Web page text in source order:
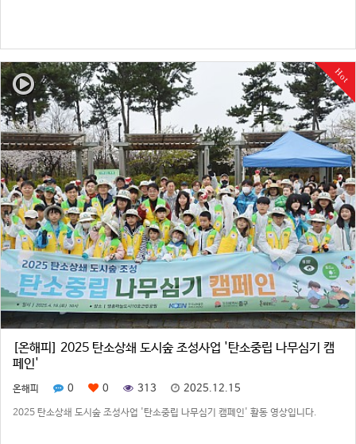
Hot
[온해피] 2025 탄소상쇄 도시숲 조성사업 '탄소중립 나무심기 캠
페인'
온해피 0 0 313 2025.12.15
​2025 탄소상쇄 도시숲 조성사업 '탄소중립 나무심기 캠페인' 활동 영상입니다.